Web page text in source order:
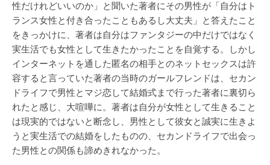
性だけれどいいのか」と聞いた著者にその男性が「自分はト
ランス女性と付き合ったこともあるし大丈夫」と答えたこと
をきっかけに、著者は自分はファンタジーの中だけではなく
実生活でも女性として生きたかったことを自覚する。しかし
インターネットを通した匿名の相手とのネットセックスは許
容すると言っていた著者の当時のガールフレンドは、セカン
ドライフで男性とマジ恋して結婚式まで行った著者に裏切ら
れたと感じ、大喧嘩に。著者は自分が女性として生きること
は現実的ではないと断念し、男性として彼女と誠実に生きよ
うと実生活での結婚をしたものの、セカンドライフで出会っ
た男性との関係も諦めきれなかった。